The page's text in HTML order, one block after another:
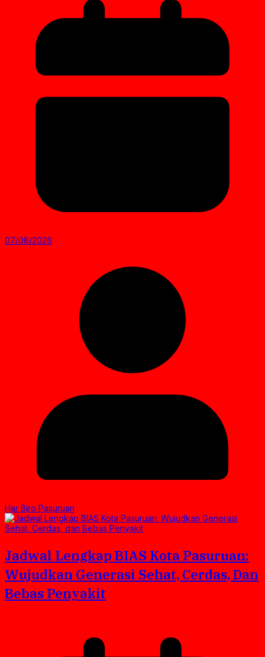
07/08/2026
Har Biro Pasuruan
Jadwal Lengkap BIAS Kota Pasuruan:
Wujudkan Generasi Sehat, Cerdas, Dan
Bebas Penyakit